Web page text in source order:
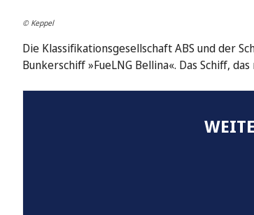
© Keppel
Die Klassifikationsgesellschaft ABS und der
Bunkerschiff »FueLNG Bellina«. Das Schiff,